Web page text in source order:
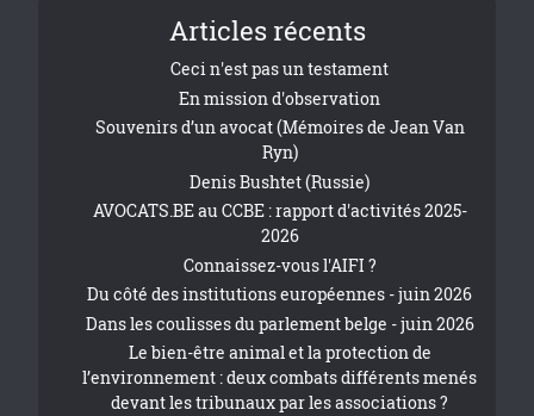
Articles récents
Ceci n'est pas un testament
En mission d'observation
Souvenirs d’un avocat (Mémoires de Jean Van
Ryn)
Denis Bushtet (Russie)
AVOCATS.BE au CCBE : rapport d'activités 2025-
2026
Connaissez-vous l'AIFI ?
Du côté des institutions européennes - juin 2026
Dans les coulisses du parlement belge - juin 2026
Le bien-être animal et la protection de
l’environnement : deux combats différents menés
devant les tribunaux par les associations ?